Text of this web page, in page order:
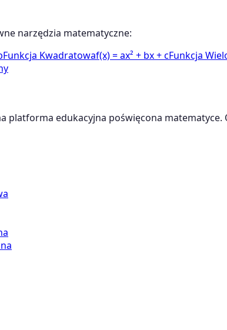
narzędzia matematyczne:
Funkcja Kwadratowaf(x) = ax² + bx + cFunkcja
platforma edukacyjna poświęcona